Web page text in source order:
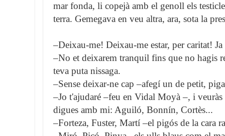
mar fonda, li copejà amb el genoll els
terra. Gemegava en veu altra, ara, sota la
–Deixau-me! Deixau-me estar, per caritat!
–No et deixarem tranquil fins que no hagis
teva puta nissaga.
–Sense deixar-ne cap –afegí un de petit,
–Jo t'ajudaré –feu en Vidal Moyà –, i
digues amb mi: Aguiló, Bonnín, Cortès...
–Forteza, Fuster, Martí –el pigós de la cara